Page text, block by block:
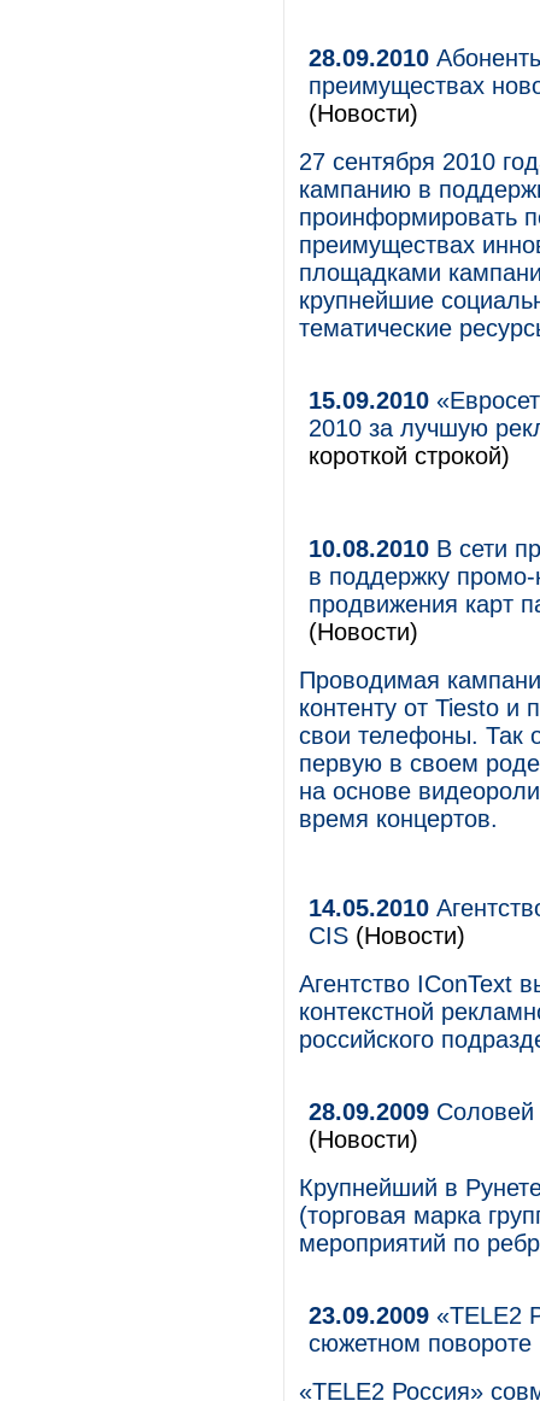
28.09.2010
преимуществах
(Новости)
27 сентября 2010
кампанию в
проинформировать
преимуществах
площадками
крупнейшие
тематические
15.09.2010
2010 за лучшую
короткой строкой)
10.08.2010 В сети
в поддержку
продвижения карт
(Новости)
Проводимая
контенту от Tiesto и
свои телефоны. Так
первую в своем
на основе
время концертов.
14.05.2010
CIS (Новости)
Агентство IConText
контекстной
российского
28.09.2009 Соловей
(Новости)
Крупнейший в
(торговая марка
мероприятий по
23.09.2009 «TELE2
сюжетном повороте
«TELE2 Россия»